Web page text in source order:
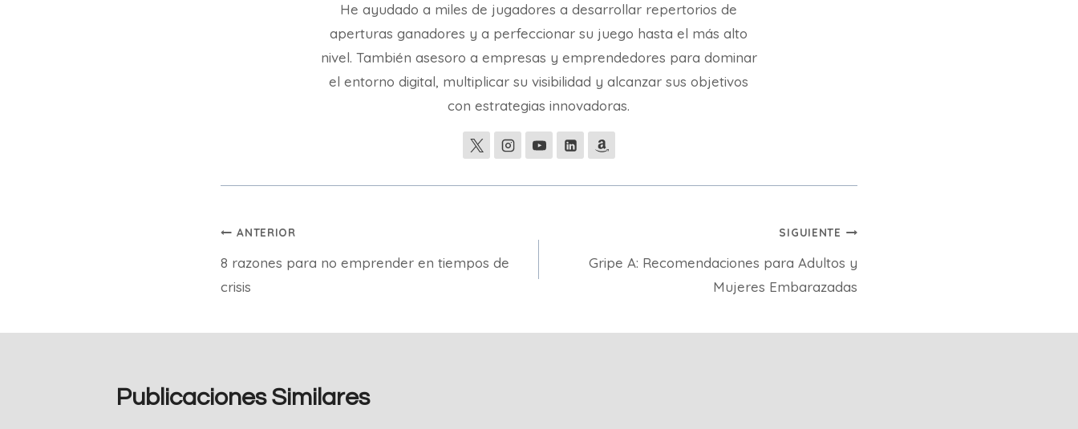
He ayudado a miles de jugadores a desarrollar repertorios de
aperturas ganadores y a perfeccionar su juego hasta el más alto
nivel. También asesoro a empresas y emprendedores para dominar
el entorno digital, multiplicar su visibilidad y alcanzar sus objetivos
con estrategias innovadoras.
Navegación
de
ANTERIOR
8 razones para no emprender en tiempos de
crisis
SIGUIENTE
Gripe A: Recomendaciones para Adultos y
Mujeres Embarazadas
Publicaciones Similares